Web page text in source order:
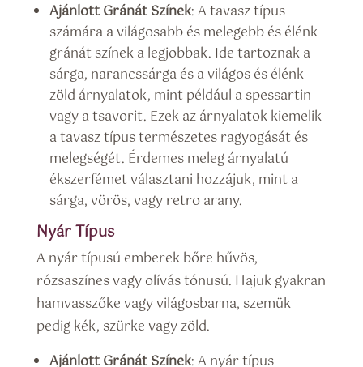
Ajánlott Gránát Színek: A tavasz típus
számára a világosabb és melegebb és élénk
gránát színek a legjobbak. Ide tartoznak a
sárga, narancssárga és a világos és élénk
zöld árnyalatok, mint például a spessartin
vagy a tsavorit. Ezek az árnyalatok kiemelik
a tavasz típus természetes ragyogását és
melegségét. Érdemes meleg árnyalatú
ékszerfémet választani hozzájuk, mint a
sárga, vörös, vagy retro arany.
Nyár Típus
A nyár típusú emberek bőre hűvös,
rózsaszínes vagy olívás tónusú. Hajuk gyakran
hamvasszőke vagy világosbarna, szemük
pedig kék, szürke vagy zöld.
Ajánlott Gránát Színek: A nyár típus